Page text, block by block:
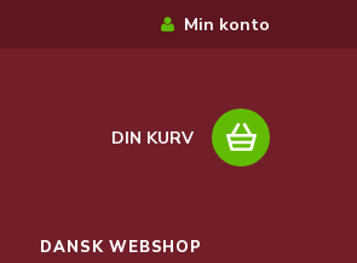
Min konto
DIN KURV
DANSK WEBSHOP